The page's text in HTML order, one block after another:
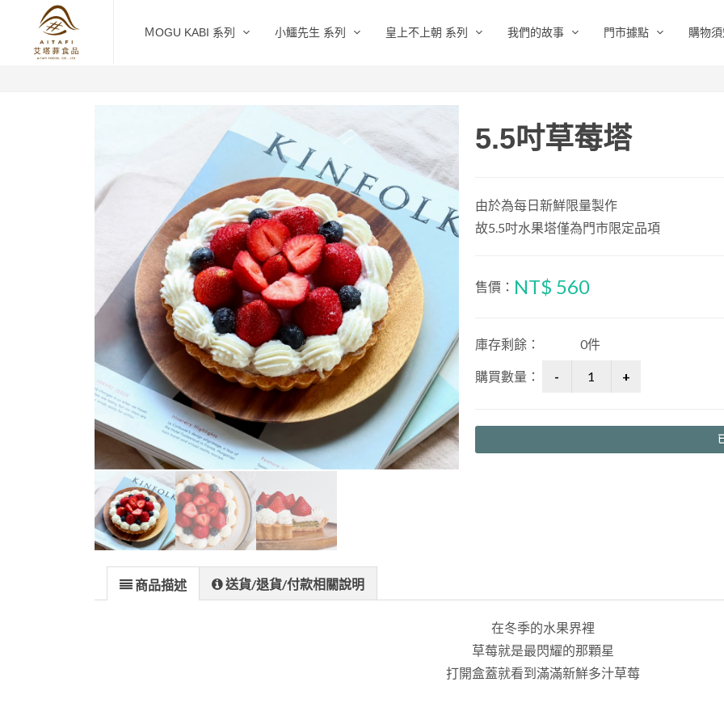
ＭOGU KABI 系列 小鱷先生 系列 皇上不上朝 系列 我們的故事 門市據點 購物
5.5吋草莓塔
由於為每日新鮮限量製作
故5.5吋水果塔僅為門市限定品項
售價： NT$ 560
庫存剩餘： 0件
購買數量：
商品描述 送貨/退貨/付款相關說明
在冬季的水果界裡
草莓就是最閃耀的那顆星
打開盒蓋就看到滿滿新鮮多汁草莓